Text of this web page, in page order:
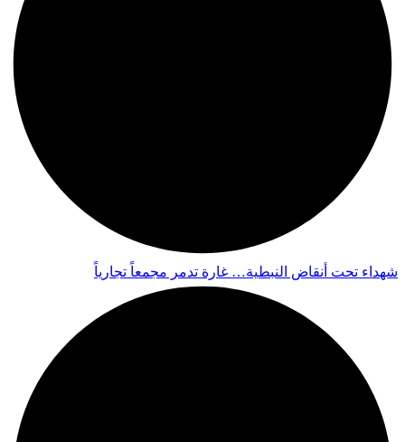
شهداء تحت أنقاض النبطية… غارة تدمر مجمعاً تجارياً